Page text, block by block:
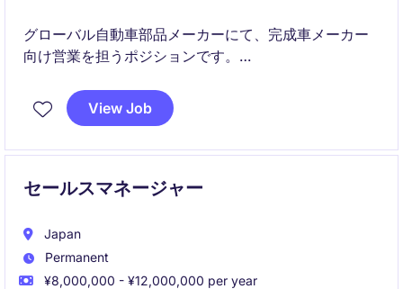
グローバル自動車部品メーカーにて、完成車メーカー
向け営業を担うポジションです。
営業部長職から一般営業職まで、即戦力と将来の中核
人材の双方を募集しています。
View Job
セールスマネージャー
Japan
Permanent
¥8,000,000 - ¥12,000,000 per year